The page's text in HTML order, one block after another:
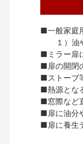
■一般家庭
１）油
■ミラー扉
■扉の開閉
■ストーブ
■熱源とな
■窓際など
■扉に油分
■扉に養生